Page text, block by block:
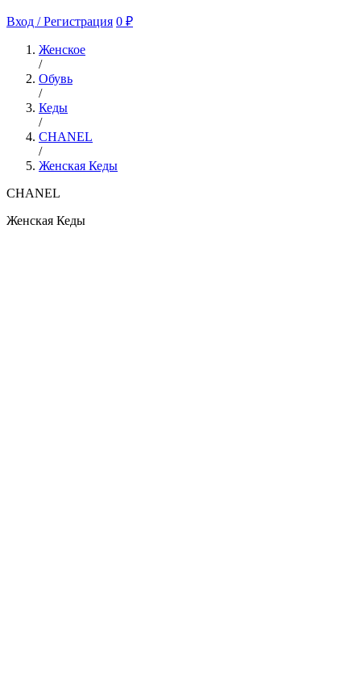
Вход / Регистрация 0 ₽
Женское
/
Обувь
/
Кеды
/
CHANEL
/
Женская Кеды
CHANEL
Женская Кеды